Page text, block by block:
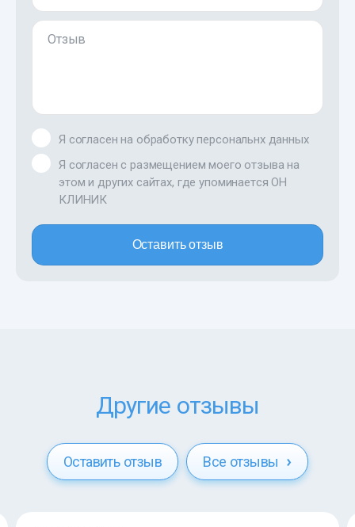
Отзыв
Я согласен на обработку персональнх данных
Я согласен с размещением моего отзыва на
этом и других сайтах, где упоминается ОН
КЛИНИК
Оставить отзыв
Другие отзывы
Оставить отзыв Все отзывы